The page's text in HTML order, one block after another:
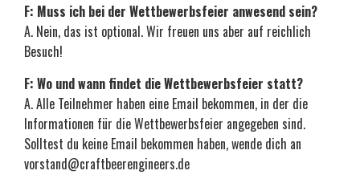
F: Muss ich bei der Wettbewerbsfeier anwesend sein?
A. Nein, das ist optional. Wir freuen uns aber auf reichlich
Besuch!
F: Wo und wann findet die Wettbewerbsfeier statt?
A. Alle Teilnehmer haben eine Email bekommen, in der die
Informationen für die Wettbewerbsfeier angegeben sind.
Solltest du keine Email bekommen haben, wende dich an
vorstand@craftbeerengineers.de